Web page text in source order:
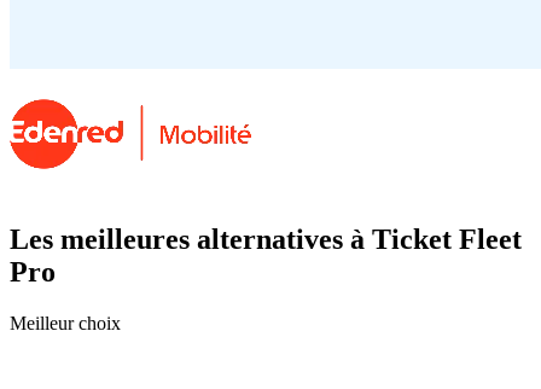
Les meilleures alternatives à Ticket Fleet
Pro
Meilleur choix